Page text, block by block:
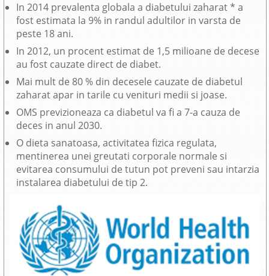
In 2014 prevalenta globala a diabetului zaharat * a
fost estimata la 9% in randul adultilor in varsta de
peste 18 ani.
In 2012, un procent estimat de 1,5 milioane de decese
au fost cauzate direct de diabet.
Mai mult de 80 % din decesele cauzate de diabetul
zaharat apar in tarile cu venituri medii si joase.
OMS previzioneaza ca diabetul va fi a 7-a cauza de
deces in anul 2030.
O dieta sanatoasa, activitatea fizica regulata,
mentinerea unei greutati corporale normale si
evitarea consumului de tutun pot preveni sau intarzia
instalarea diabetului de tip 2.